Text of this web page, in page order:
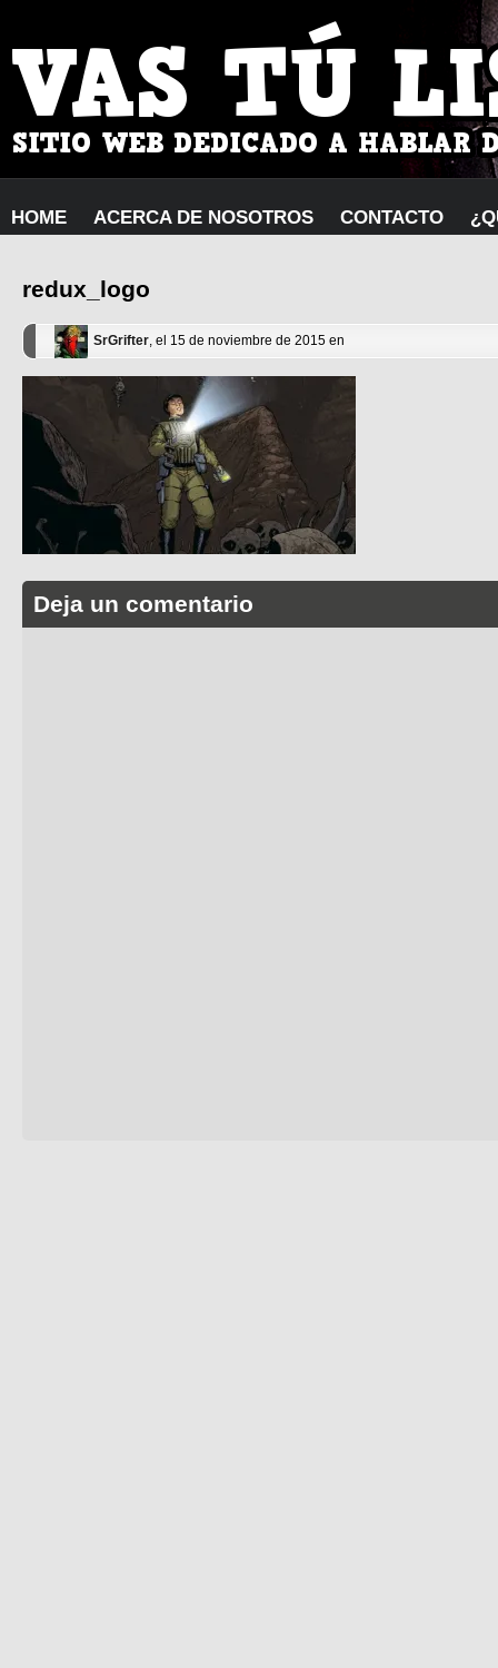
HOME ACERCA DE NOSOTROS CONTACTO
redux_logo
SrGrifter, el 15 de noviembre de 2015 en
Deja un comentario